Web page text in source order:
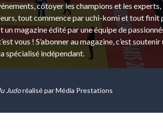
côtoyer les champions et les experts,
tout commence par uchi-komi et tout finit
un magazine édité par une équipe de
vous ! S’abonner au magazine, c’est soutenir
spécialisé indépendant.
Judoréalisé parMédia Prestations